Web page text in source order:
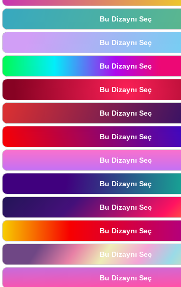
Bu Dizaynı Seç
Bu Dizaynı Seç
Bu Dizaynı Seç
Bu Dizaynı Seç
Bu Dizaynı Seç
Bu Dizaynı Seç
Bu Dizaynı Seç
Bu Dizaynı Seç
Bu Dizaynı Seç
Bu Dizaynı Seç
Bu Dizaynı Seç
Bu Dizaynı Seç